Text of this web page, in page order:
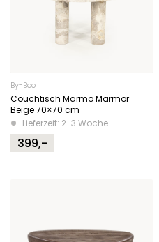
By-Boo
Couchtisch Marmo Marmor
Beige 70×70 cm
Lieferzeit: 2-3 Woche
399,-